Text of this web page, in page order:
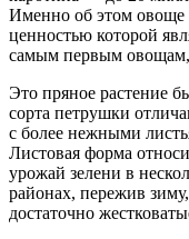
Именно об этом овоще
ценностью которой
самым первым овощам,
Это пряное растение
сорта петрушки
с более нежными
Листовая форма
урожай зелени в
районах, пережив
достаточно